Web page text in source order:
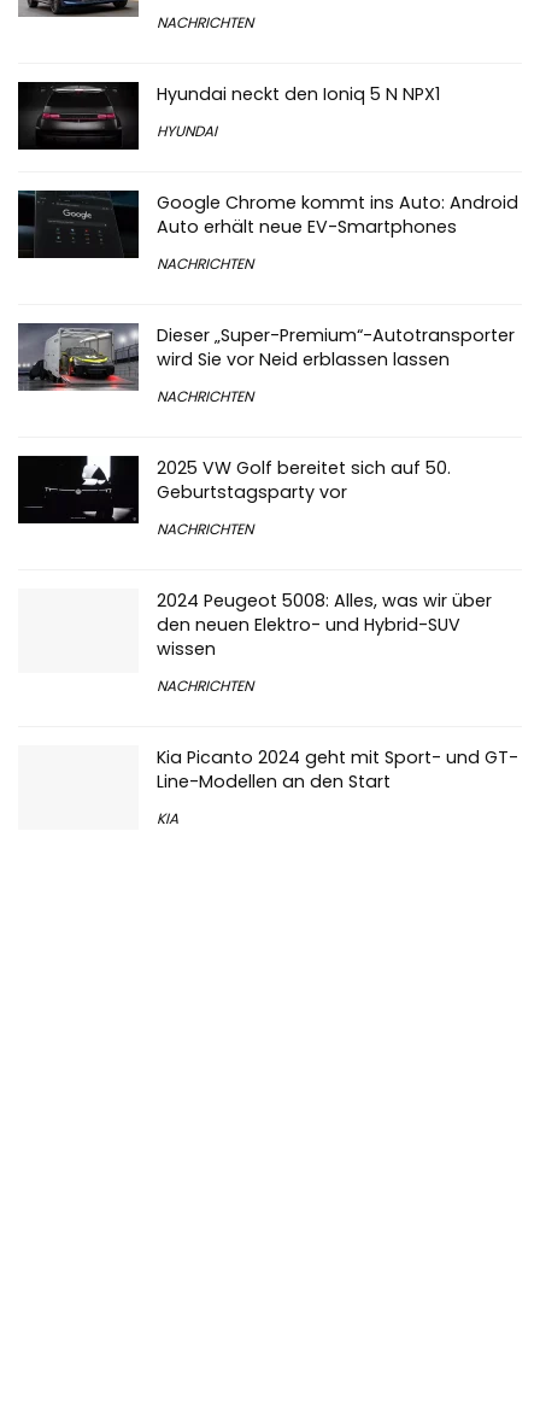
NACHRICHTEN
Hyundai neckt den Ioniq 5 N NPX1
HYUNDAI
Google Chrome kommt ins Auto: Android
Auto erhält neue EV-Smartphones
NACHRICHTEN
Dieser „Super-Premium“-Autotransporter
wird Sie vor Neid erblassen lassen
NACHRICHTEN
2025 VW Golf bereitet sich auf 50.
Geburtstagsparty vor
NACHRICHTEN
2024 Peugeot 5008: Alles, was wir über
den neuen Elektro- und Hybrid-SUV
wissen
NACHRICHTEN
Kia Picanto 2024 geht mit Sport- und GT-
Line-Modellen an den Start
KIA